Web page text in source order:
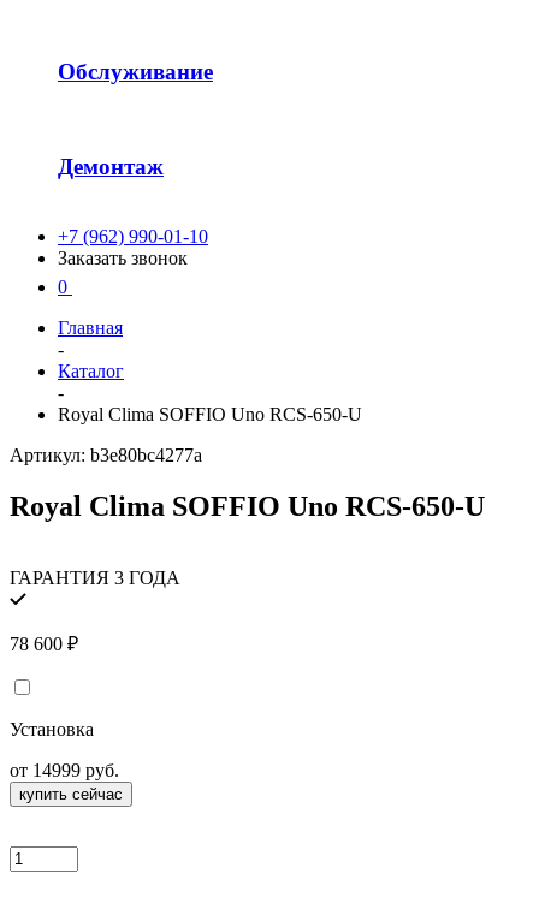
Обслуживание
Демонтаж
+7 (962) 990-01-10
Заказать звонок
0
Главная
-
Каталог
-
Royal Clima SOFFIO Uno RCS-650-U
Артикул: b3e80bc4277a
Royal Clima SOFFIO Uno RCS-650-U
ГАРАНТИЯ 3 ГОДА
78 600 ₽
Установка
от 14999 руб.
купить сейчас